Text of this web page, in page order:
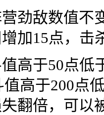
敌数值不
加15点，击
于50点低
高于200点
翻倍，可以